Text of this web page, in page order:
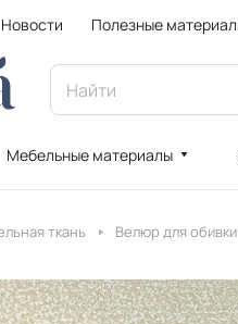
Новости Полезные
Мебельные материалы
ткань Велюр для